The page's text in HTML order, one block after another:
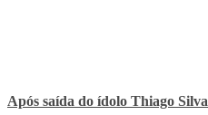
Após saída do ídolo Thiago Silva